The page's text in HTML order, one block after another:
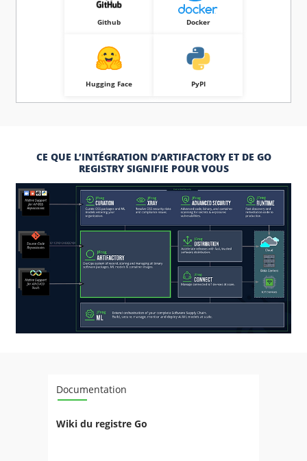
Github Docker
Hugging Face PyPI
CE QUE L’INTÉGRATION D’ARTIFACTORY ET DE GO
REGISTRY SIGNIFIE POUR VOUS
Documentation
Wiki du registre Go